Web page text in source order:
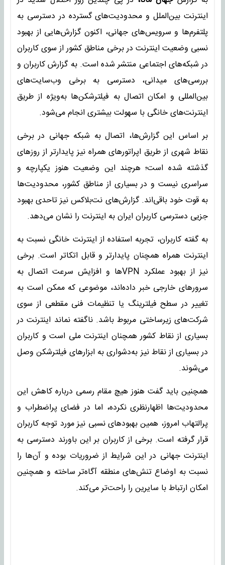
اینترنت بین‌الملل و محدودیت‌های گسترده در دسترسی به
پلتفرم‌ها و سرویس‌های جهانی، اکنون گزارش‌هایی از بهبود
نسبی وضعیت اینترنت در برخی مناطق کشور از سوی کاربران
در شبکه‌های اجتماعی منتشر شده است. به گزارش کاربران و
بررسی‌های میدانی، دسترسی به برخی وب‌سایت‌های
بین‌المللی و امکان اتصال به فیلترشکن‌ها به‌ویژه از طریق
اینترنت‌های خانگی با سهولت بیشتری انجام می‌شود.
بر اساس این گزارش‌ها، اتصال به شبکه جهانی در برخی
نقاط شهری از طریق اپراتورهای همراه نیز پایدارتر از روزهای
گذشته شده است؛ هرچند این وضعیت هنوز یکپارچه و
سراسری نیست و در بسیاری از مناطق کشور، محدودیت‌ها
به قوت خود باقی‌اند. گزارش‌های نت‌بلاکس نیز تاحدی بهبود
جزیی دسترسی کاربران ایران به اینترنت را نشان می‌دهد.
به گفته کاربران، تجربه استفاده از اینترنت خانگی نسبت به
اینترنت همراه همچنان پایدارتر و قابل اتکاتر است. برخی
نیز از بهبود عملکرد VPNها و افزایش سرعت اتصال به
سرورهای خارجی خبر داده‌اند، موضوعی که ممکن است به
تغییر در سطح فیلترینگ یا تنظیمات فنی مقطعی از سوی
شرکت‌های زیرساختی مربوط باشد. ناگفته نماند اینترنت در
بسیاری از نقاط کشور همچنان اینترنت ملی است و کاربران
در بسیاری از نقاط نیز به‌دشواری به ابزارهای فیلترشکن وصل
می‌شوند.
همچنین باید گفت هنوز هیچ مقام رسمی درباره کاهش این
محدودیت‌ها اظهارنظری نکرده، اما در فضای پراضطراب و
پرالتهاب امروز، همین بهبودهای نسبی نیز مورد توجه کاربران
قرار گرفته است. برخی از کاربران بر این باورند دسترسی به
اینترنت جهانی در این شرایط از ضروریات بوده و آن‌ها را
نسبت به اوضاع تنش‌های منطقه آگا‌ه‌تر ساخته و همچنین
امکان ارتباط با سایرین را راحت‌تر می‌کند.